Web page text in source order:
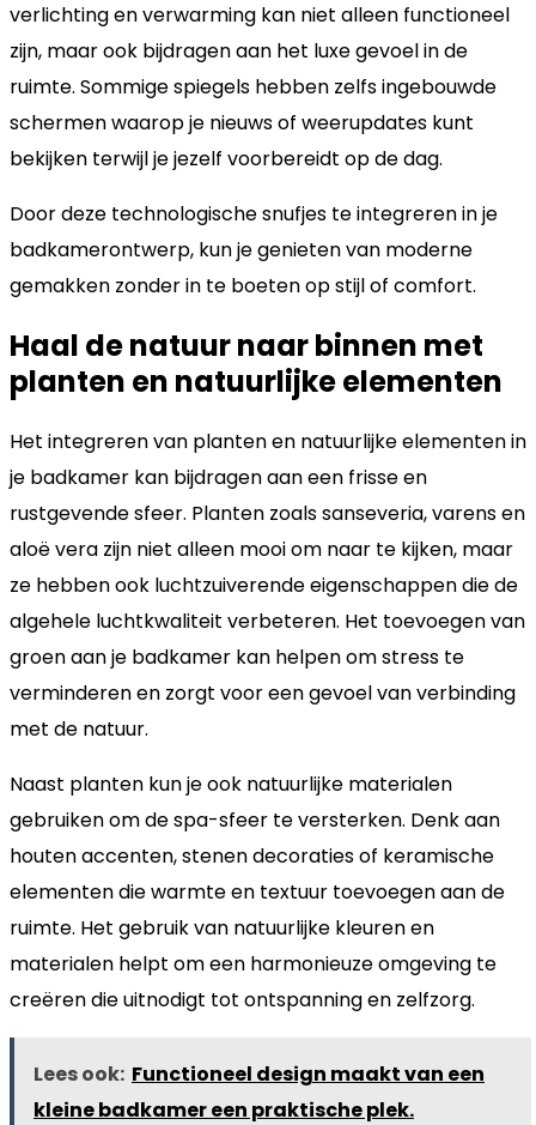
verlichting en verwarming kan niet alleen functioneel
zijn, maar ook bijdragen aan het luxe gevoel in de
ruimte. Sommige spiegels hebben zelfs ingebouwde
schermen waarop je nieuws of weerupdates kunt
bekijken terwijl je jezelf voorbereidt op de dag.
Door deze technologische snufjes te integreren in je
badkamerontwerp, kun je genieten van moderne
gemakken zonder in te boeten op stijl of comfort.
Haal de natuur naar binnen met
planten en natuurlijke elementen
Het integreren van planten en natuurlijke elementen in
je badkamer kan bijdragen aan een frisse en
rustgevende sfeer. Planten zoals sanseveria, varens en
aloë vera zijn niet alleen mooi om naar te kijken, maar
ze hebben ook luchtzuiverende eigenschappen die de
algehele luchtkwaliteit verbeteren. Het toevoegen van
groen aan je badkamer kan helpen om stress te
verminderen en zorgt voor een gevoel van verbinding
met de natuur.
Naast planten kun je ook natuurlijke materialen
gebruiken om de spa-sfeer te versterken. Denk aan
houten accenten, stenen decoraties of keramische
elementen die warmte en textuur toevoegen aan de
ruimte. Het gebruik van natuurlijke kleuren en
materialen helpt om een harmonieuze omgeving te
creëren die uitnodigt tot ontspanning en zelfzorg.
Lees ook: Functioneel design maakt van een
kleine badkamer een praktische plek.